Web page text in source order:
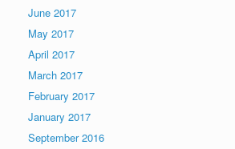
June 2017
May 2017
April 2017
March 2017
February 2017
January 2017
September 2016